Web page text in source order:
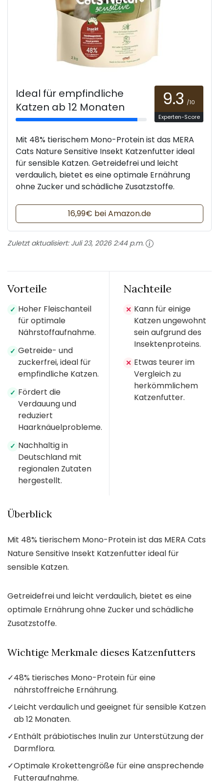
Ideal für empfindliche
Katzen ab 12 Monaten
9.3 /10
Experten-Score
Mit 48% tierischem Mono-Protein ist das MERA
Cats Nature Sensitive Insekt Katzenfutter ideal
für sensible Katzen. Getreidefrei und leicht
verdaulich, bietet es eine optimale Ernährung
ohne Zucker und schädliche Zusatzstoffe.
16,99€ bei Amazon.de
Zuletzt aktualisiert: Juli 23, 2026 2:44 p.m.
Vorteile
✓ Hoher Fleischanteil
für optimale
Nährstoffaufnahme.
✓ Getreide- und
zuckerfrei, ideal für
empfindliche Katzen.
✓ Fördert die
Verdauung und
reduziert
Haarknäuelprobleme.
✓ Nachhaltig in
Deutschland mit
regionalen Zutaten
hergestellt.
Nachteile
✕ Kann für einige
Katzen ungewohnt
sein aufgrund des
Insektenproteins.
✕ Etwas teurer im
Vergleich zu
herkömmlichem
Katzenfutter.
Überblick
Mit 48% tierischem Mono-Protein ist das MERA Cats
Nature Sensitive Insekt Katzenfutter ideal für
sensible Katzen.
Getreidefrei und leicht verdaulich, bietet es eine
optimale Ernährung ohne Zucker und schädliche
Zusatzstoffe.
Wichtige Merkmale dieses Katzenfutters
✓48% tierisches Mono-Protein für eine
nährstoffreiche Ernährung.
✓Leicht verdaulich und geeignet für sensible Katzen
ab 12 Monaten.
✓Enthält präbiotisches Inulin zur Unterstützung der
Darmflora.
✓Optimale Krokettengröße für eine ansprechende
Futteraufnahme.